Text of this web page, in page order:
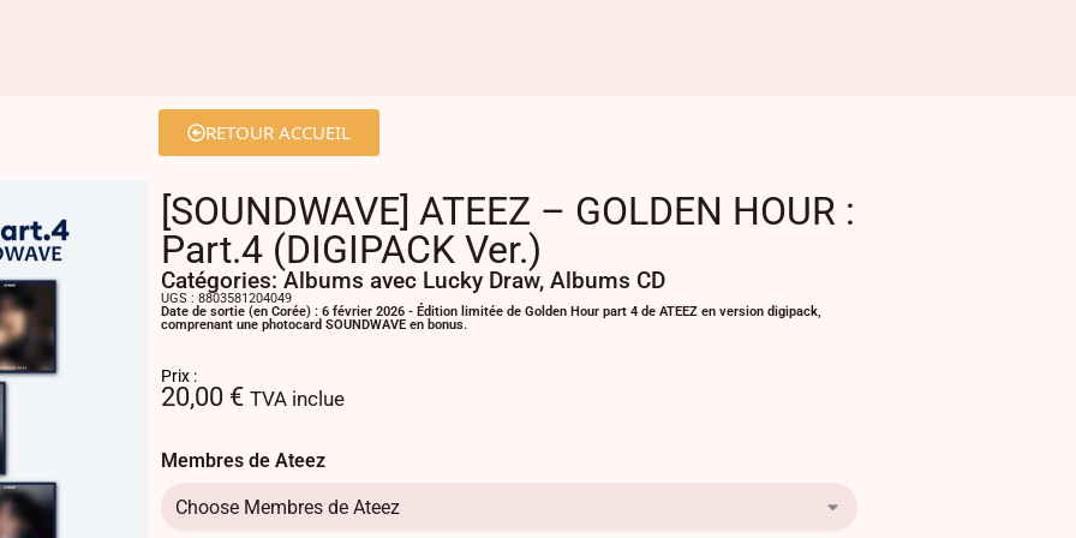
RETOUR ACCUEIL
[SOUNDWAVE] ATEEZ – GOLDEN HOUR :
Part.4 (DIGIPACK Ver.)
Catégories:Albums avec Lucky Draw, Albums CD
UGS : 8803581204049
Date de sortie (en Corée) : 6 février 2026 - Édition limitée de Golden Hour part 4 de ATEEZ en version digipack,
comprenant une photocard SOUNDWAVE en bonus.
Prix :
20,00 € TVA inclue
Membres de Ateez